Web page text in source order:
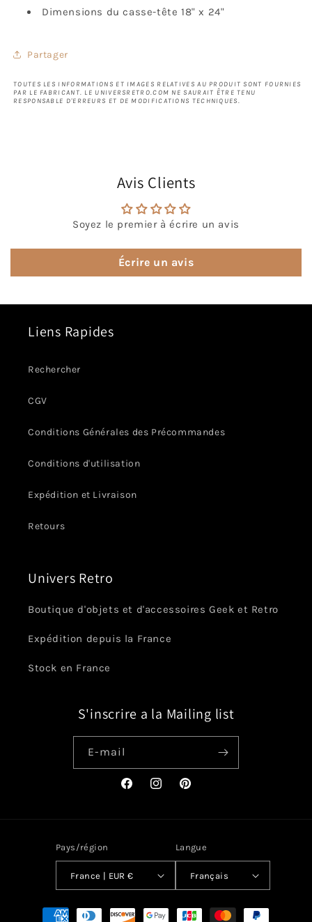
Dimensions du casse-tête 18" x 24"
Partager
TOUTES LES INFORMATIONS ET IMAGES RELATIVES AU PRODUIT SONT FOURNIES
PAR LE FABRICANT. LE UNIVERSRETRO.COM NE SAURAIT ÊTRE TENU
RESPONSABLE D'ERREURS ET DE MODIFICATIONS TECHNIQUES.
Avis Clients
Soyez le premier à écrire un avis
Écrire un avis
Liens Rapides
Rechercher
CGV
Conditions Générales des Précommandes
Conditions d'utilisation
Expédition et Livraison
Retours
Univers Retro
Boutique d'objets et d'accessoires Geek et Retro
Expédition depuis la France
Stock en France
S'inscrire a la Mailing list
E-mail
FacebookInstagramPinterest
Pays/région
France | EUR €
Langue
Français
Moyens